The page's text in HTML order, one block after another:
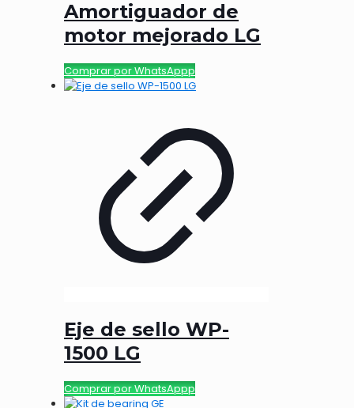
Amortiguador de
motor mejorado LG
Comprar por WhatsAppp
Eje de sello WP-
1500 LG
Comprar por WhatsAppp